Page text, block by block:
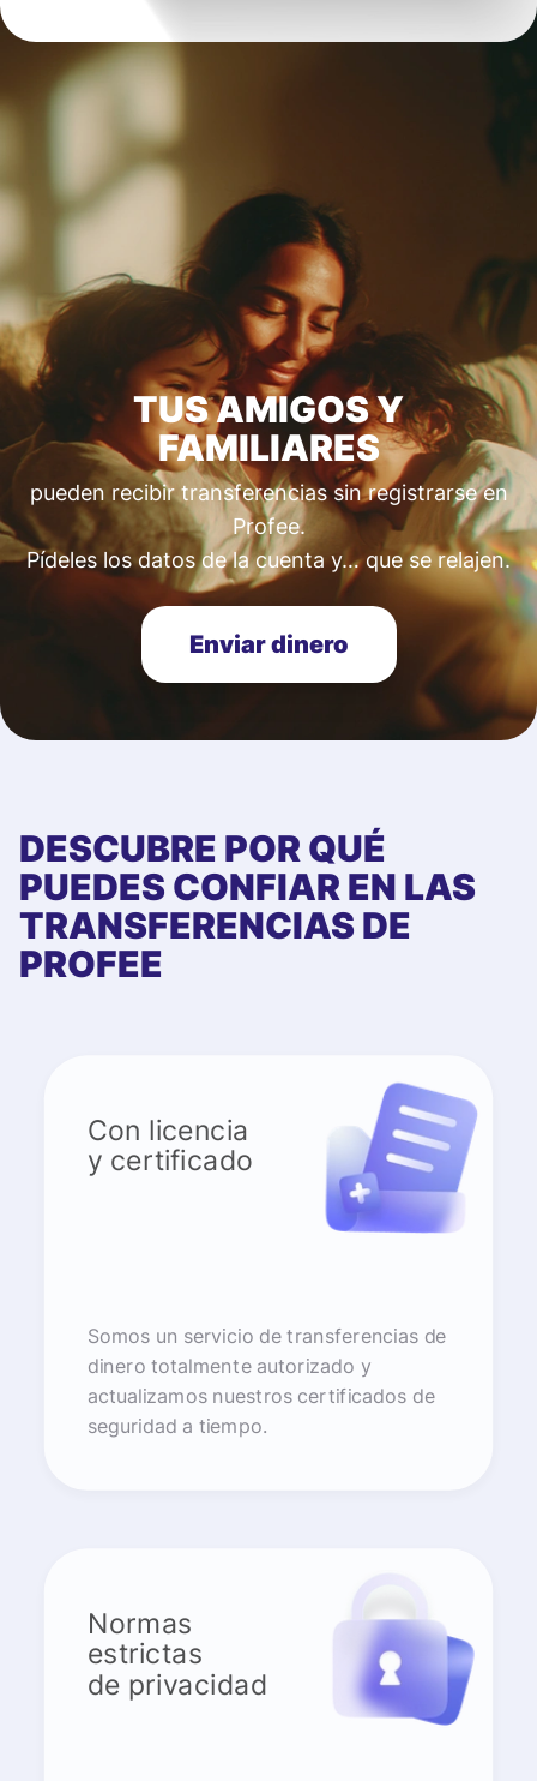
TUS AMIGOS Y
FAMILIARES
pueden recibir transferencias sin registrarse en
Profee.
Pídeles los datos de la cuenta y… que se relajen.
Enviar dinero
DESCUBRE POR QUÉ
PUEDES CONFIAR EN LAS
TRANSFERENCIAS DE
PROFEE
Con licencia
y certificado
Somos un servicio de transferencias de
dinero totalmente autorizado y
actualizamos nuestros certificados de
seguridad a tiempo.
Normas
estrictas
de privacidad